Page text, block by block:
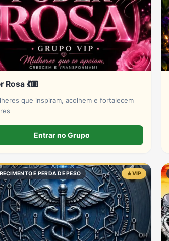
Rosa 💃🏼
que inspiram, acolhem e fortalecem
Entrar no Grupo
E PERDA DE PESO VIP